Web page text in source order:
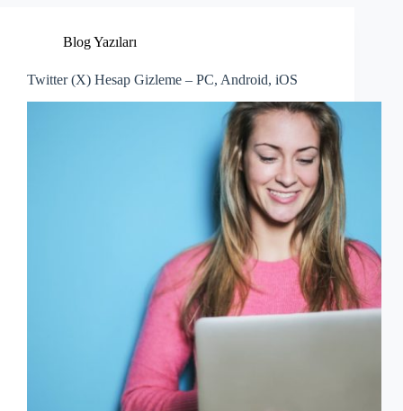
Blog Yazıları
Twitter (X) Hesap Gizleme – PC, Android, iOS